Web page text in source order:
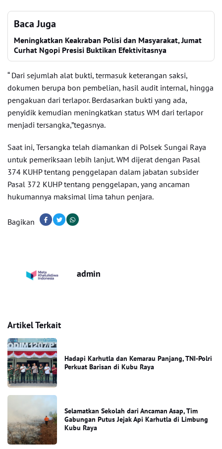
Baca Juga
Meningkatkan Keakraban Polisi dan Masyarakat, Jumat
Curhat Ngopi Presisi Buktikan Efektivitasnya
“ Dari sejumlah alat bukti, termasuk keterangan saksi,
dokumen berupa bon pembelian, hasil audit internal, hingga
pengakuan dari terlapor. Berdasarkan bukti yang ada,
penyidik kemudian meningkatkan status WM dari terlapor
menjadi tersangka,”tegasnya.
Saat ini, Tersangka telah diamankan di Polsek Sungai Raya
untuk pemeriksaan lebih lanjut. WM dijerat dengan Pasal
374 KUHP tentang penggelapan dalam jabatan subsider
Pasal 372 KUHP tentang penggelapan, yang ancaman
hukumannya maksimal lima tahun penjara.
Bagikan
admin
Artikel Terkait
Hadapi Karhutla dan Kemarau Panjang, TNI-Polri
Perkuat Barisan di Kubu Raya
Selamatkan Sekolah dari Ancaman Asap, Tim
Gabungan Putus Jejak Api Karhutla di Limbung
Kubu Raya